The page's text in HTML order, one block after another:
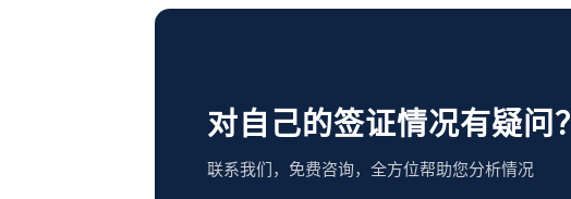
对自己的签证情况有疑问？
联系我们，免费咨询，全方位帮助您分析情况